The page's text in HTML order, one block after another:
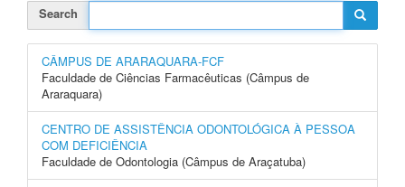
Search
CÂMPUS DE ARARAQUARA-FCF
Faculdade de Ciências Farmacêuticas (Câmpus de
Araraquara)
CENTRO DE ASSISTÊNCIA ODONTOLÓGICA À PESSOA
COM DEFICIÊNCIA
Faculdade de Odontologia (Câmpus de Araçatuba)